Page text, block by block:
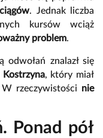
. Jednak liczba
kursów wciąż
problem.
znalazł się
, który miał
rzeczywistości nie
Ponad pół